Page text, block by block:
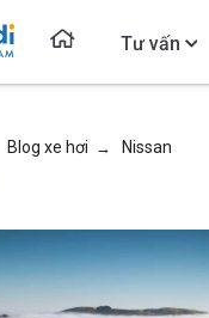
Tư vấn
Blog xe hơi → Nissan